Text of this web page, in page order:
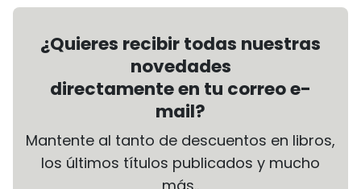
¿Quieres recibir todas nuestras
novedades
directamente en tu correo e-
mail?
Mantente al tanto de descuentos en libros,
los últimos títulos publicados y mucho